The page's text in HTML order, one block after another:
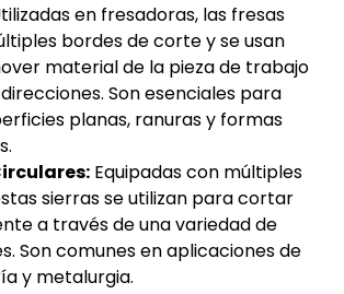
en fresadoras, las fresas
bordes de corte y se usan
material de la pieza de trabajo
Son esenciales para
planas, ranuras y formas
Equipadas con múltiples
sierras se utilizan para cortar
a través de una variedad de
Son comunes en aplicaciones de
y metalurgia.